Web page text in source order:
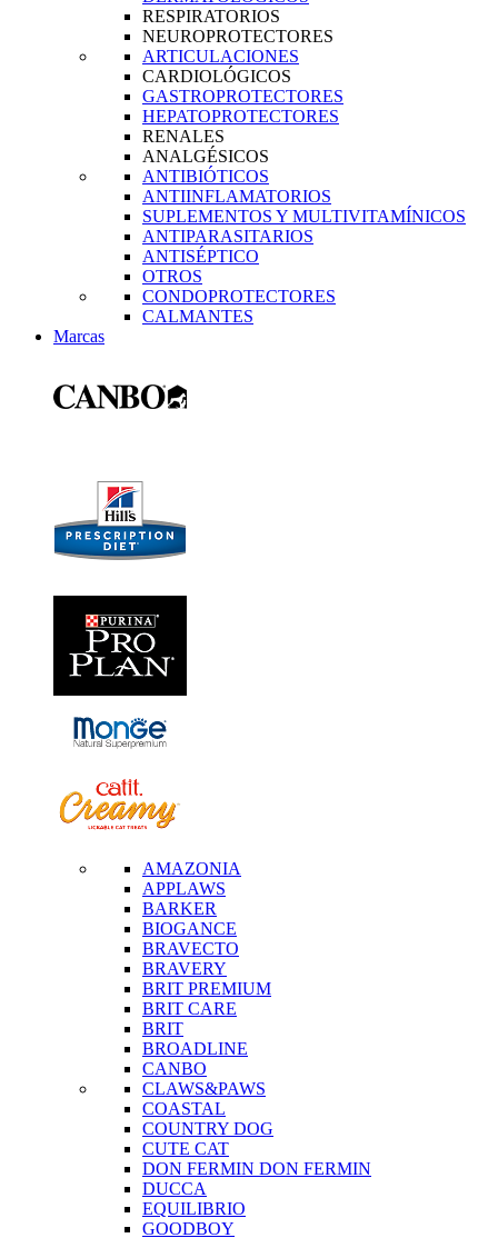
RESPIRATORIOS
NEUROPROTECTORES
ARTICULACIONES
CARDIOLÓGICOS
GASTROPROTECTORES
HEPATOPROTECTORES
RENALES
ANALGÉSICOS
ANTIBIÓTICOS
ANTIINFLAMATORIOS
SUPLEMENTOS Y MULTIVITAMÍNICOS
ANTIPARASITARIOS
ANTISÉPTICO
OTROS
CONDOPROTECTORES
CALMANTES
Marcas
AMAZONIA
APPLAWS
BARKER
BIOGANCE
BRAVECTO
BRAVERY
BRIT PREMIUM
BRIT CARE
BRIT
BROADLINE
CANBO
CLAWS&PAWS
COASTAL
COUNTRY DOG
CUTE CAT
DON FERMIN DON FERMIN
DUCCA
EQUILIBRIO
GOODBOY